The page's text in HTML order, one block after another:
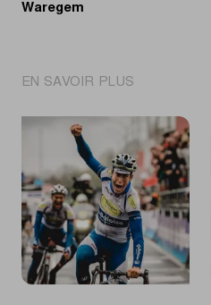
Waregem
EN SAVOIR PLUS
Borghini
triomphe
en
solo
à
Waregem